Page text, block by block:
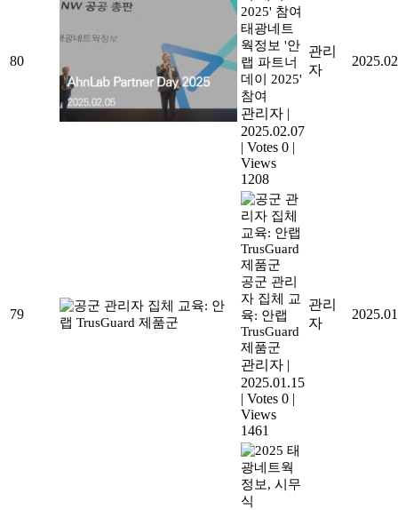
80
태광네트
웍정보 '안
랩 파트너
데이 2025'
참여
관리자 |
2025.02.07
| Votes 0 |
Views
1208
관리
자
79
공군 관리
자 집체 교
육: 안랩
TrusGuard
제품군
관리자 |
2025.01.15
| Votes 0 |
Views
1461
관리
자